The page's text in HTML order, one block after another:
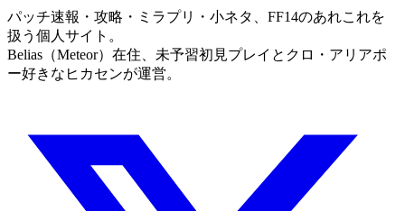
パッチ速報・攻略・ミラプリ・小ネタ、FF14のあれこれを
扱う個人サイト。
Belias（Meteor）在住、未予習初見プレイとクロ・アリアポ
ー好きなヒカセンが運営。